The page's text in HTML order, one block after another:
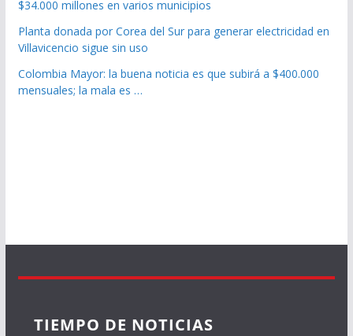
$34.000 millones en varios municipios
Planta donada por Corea del Sur para generar electricidad en
Villavicencio sigue sin uso
Colombia Mayor: la buena noticia es que subirá a $400.000
mensuales; la mala es …
TIEMPO DE NOTICIAS